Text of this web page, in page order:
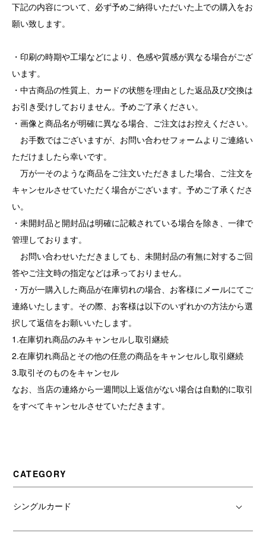
下記の内容について、必ず予めご納得いただいた上での購入をお
願い致します。
・印刷の時期や工場などにより、色感や質感が異なる場合がござ
います。
・中古商品の性質上、カードの状態を理由とした返品及び交換は
お引き受けしておりません。予めご了承ください。
・画像と商品名が明確に異なる場合、ご注文はお控えください。
お手数ではございますが、お問い合わせフォームよりご連絡い
ただけましたら幸いです。
万が一そのような商品をご注文いただきました場合、ご注文を
キャンセルさせていただく場合がございます。予めご了承くださ
い。
・未開封品と開封品は明確に記載されている場合を除き、一律で
管理しております。
お問い合わせいただきましても、未開封品の有無に対するご回
答やご注文時の指定などは承っておりません。
・万が一購入した商品が在庫切れの場合、お客様にメールにてご
連絡いたします。その際、お客様は以下のいずれかの方法から選
択して返信をお願いいたします。
1.在庫切れ商品のみキャンセルし取引継続
2.在庫切れ商品とその他の任意の商品をキャンセルし取引継続
3.取引そのものをキャンセル
なお、当店の連絡から一週間以上返信がない場合は自動的に取引
をすべてキャンセルさせていただきます。
CATEGORY
シングルカード